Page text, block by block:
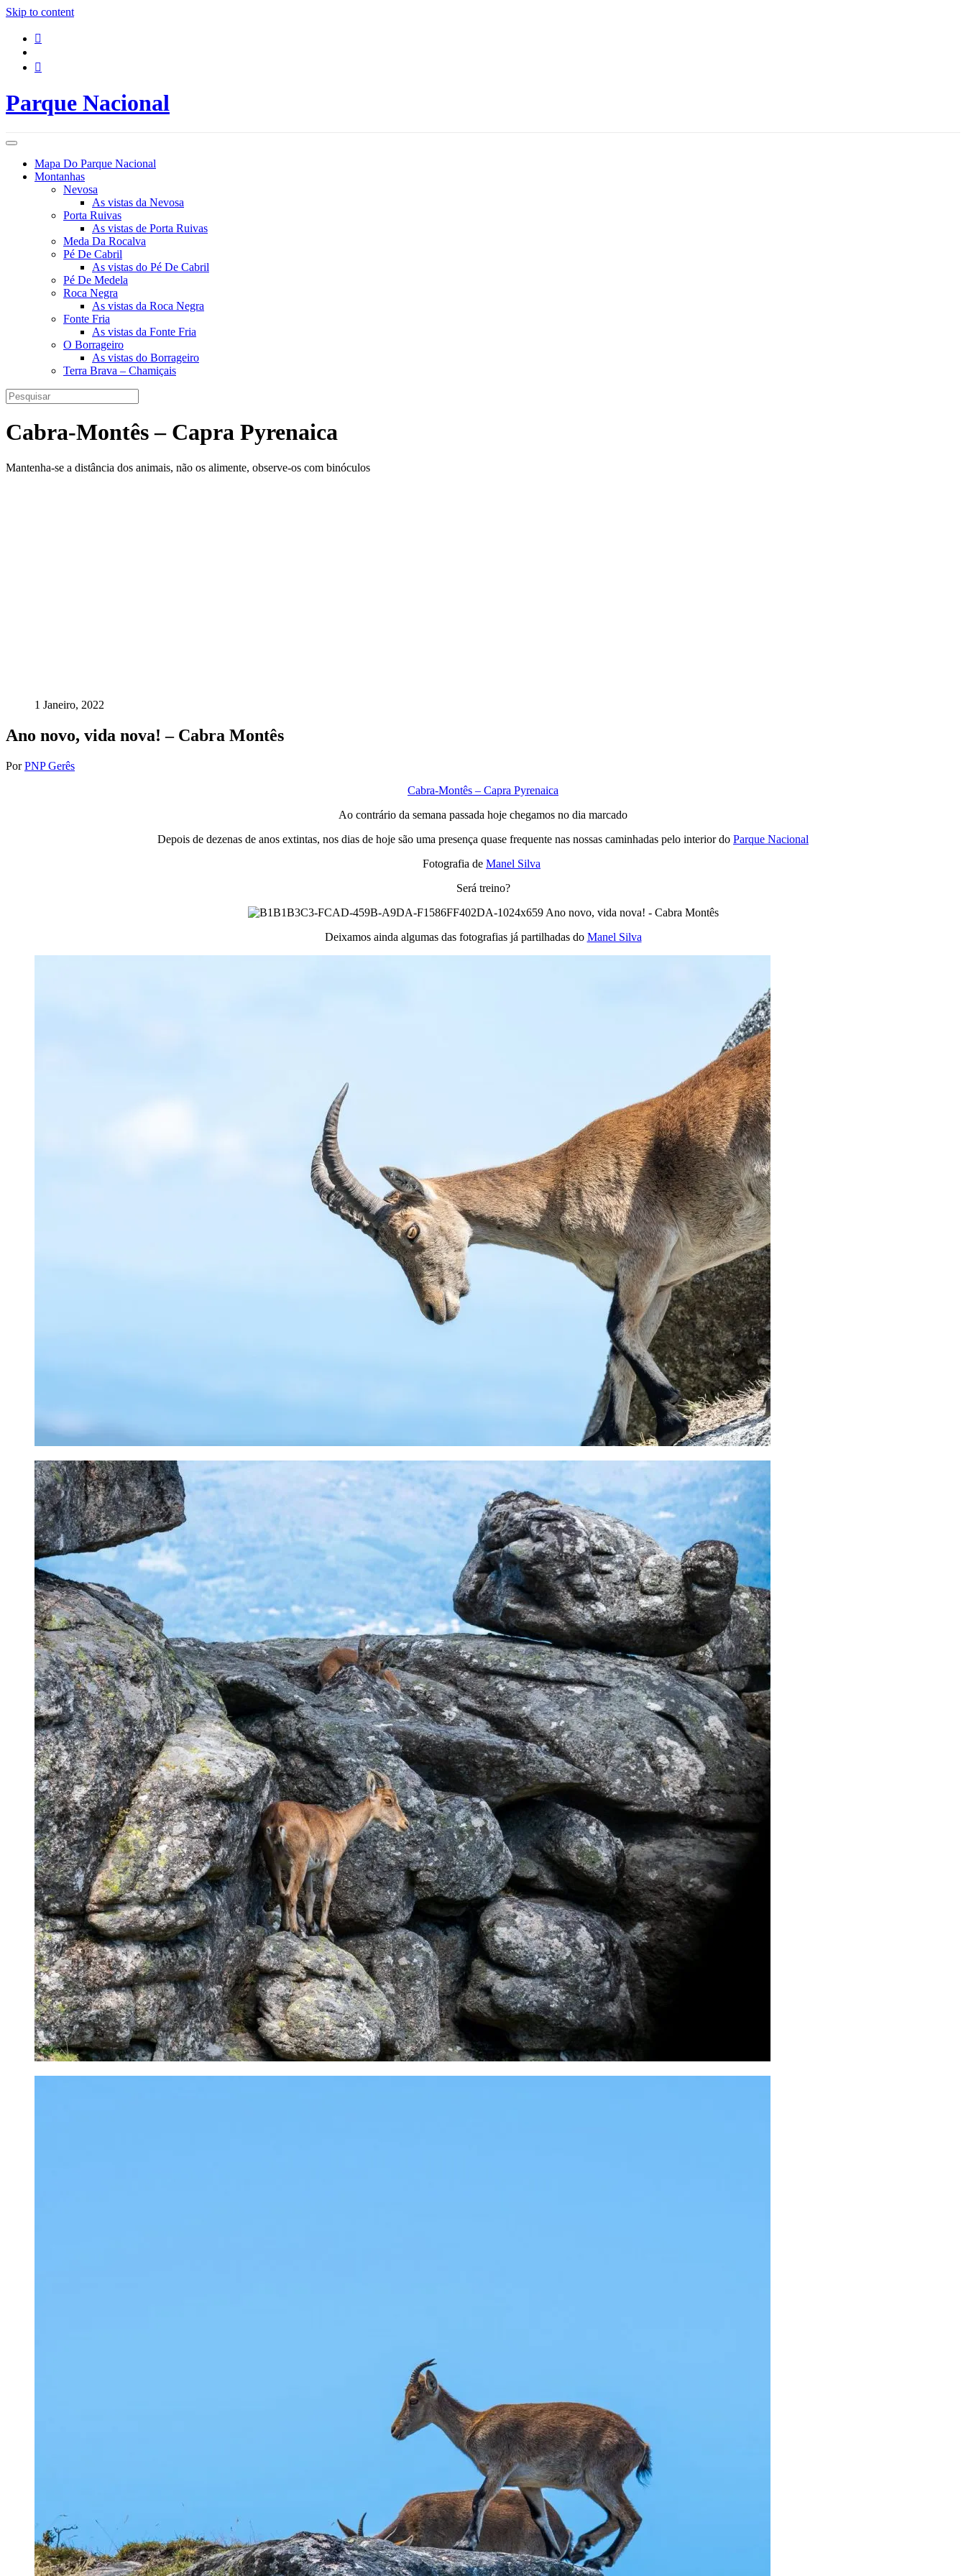
Skip to content
Parque Nacional
Mapa Do Parque Nacional
Montanhas
Nevosa
As vistas da Nevosa
Porta Ruivas
As vistas de Porta Ruivas
Meda Da Rocalva
Pé De Cabril
As vistas do Pé De Cabril
Pé De Medela
Roca Negra
As vistas da Roca Negra
Fonte Fria
As vistas da Fonte Fria
O Borrageiro
As vistas do Borrageiro
Terra Brava – Chamiçais
Cabra-Montês – Capra Pyrenaica
Mantenha-se a distância dos animais, não os alimente, observe-os com binóculos
1 Janeiro, 2022
Ano novo, vida nova! – Cabra Montês
PorPNP Gerês
Cabra-Montês – Capra Pyrenaica
Ao contrário da semana passada hoje chegamos no dia marcado
Depois de dezenas de anos extintas, nos dias de hoje são uma presença quase frequente nas nossas caminhadas pelo interior do Parque Nacional
Fotografia de Manel Silva
Será treino?
Deixamos ainda algumas das fotografias já partilhadas do Manel Silva